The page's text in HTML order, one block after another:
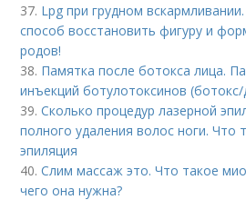
37. Lpg при грудном
способ восстановить фигуру и
родов!
38. Памятка после ботокса лица.
инъекций ботулотоксинов (ботокс/
39.Сколько процедур лазерной
полного удаления волос ноги. Что
эпиляция
40.Слим массаж это. Что такое
чего она нужна?